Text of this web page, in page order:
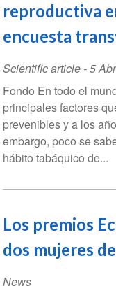
reproductiva
encuesta
Scientific article-5
Fondo En todo el
principales factores
prevenibles y a los
embargo, poco se
hábito tabáquico de...
Los premios
dos mujeres
News